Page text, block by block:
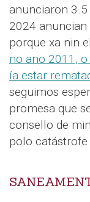
anunciaron
2024
porque xa nin
no ano 2011,
ía estar
seguimos
promesa que
consello de
polo catástrofe